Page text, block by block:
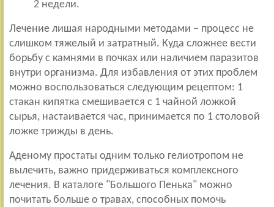
2 недели.
Лечение лишая народными методами – процесс не
слишком тяжелый и затратный. Куда сложнее вести
борьбу с камнями в почках или наличием паразитов
внутри организма. Для избавления от этих проблем
можно воспользоваться следующим рецептом: 1
стакан кипятка смешивается с 1 чайной ложкой
сырья, настаивается час, принимается по 1 столовой
ложке трижды в день.
Аденому простаты одним только гелиотропом не
вылечить, важно придерживаться комплексного
лечения. В каталоге "Большого Пенька" можно
почитать больше о травах, способных помочь